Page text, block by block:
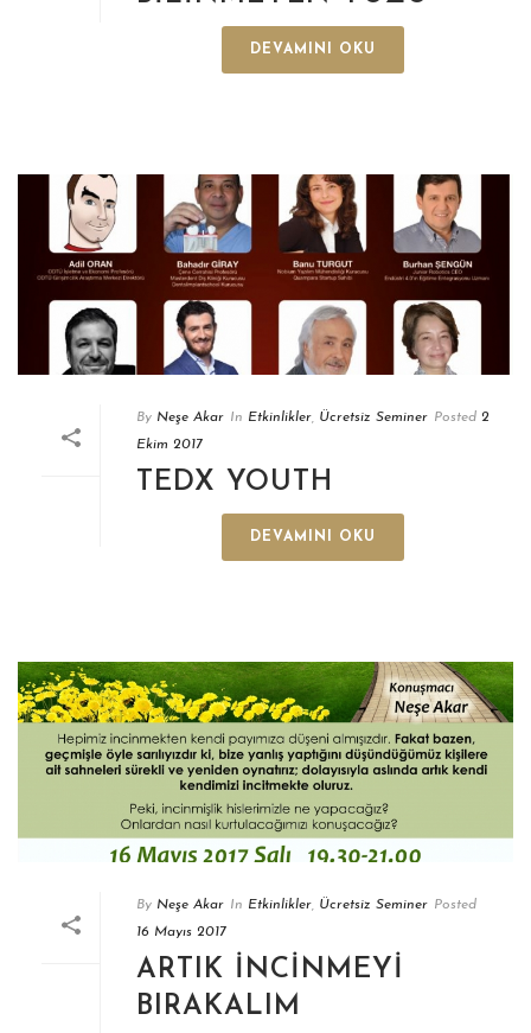
DEVAMINI OKU
By Neşe Akar In Etkinlikler Ücretsiz Seminer Posted 2
Ekim 2017
TEDX YOUTH
DEVAMINI OKU
By Neşe Akar In Etkinlikler Ücretsiz Seminer Posted
16 Mayıs 2017
ARTIK İNCINMEYI
BIRAKALIM